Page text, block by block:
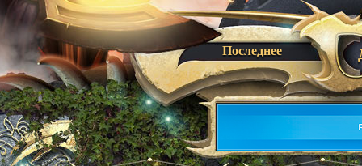
Последнее